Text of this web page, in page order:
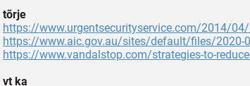
tõrje
https://www.urgentsecurityservice.com/2014/
https://www.aic.gov.au/sites/default/files/2020-
https://www.vandalstop.com/strategies-to-
vt ka